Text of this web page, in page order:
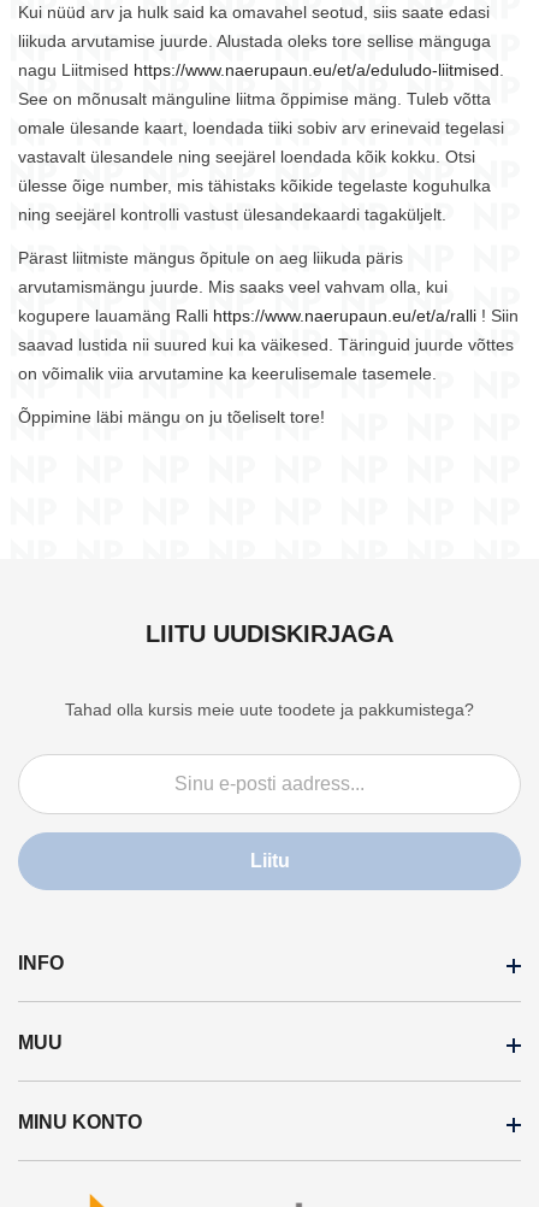
Kui nüüd arv ja hulk said ka omavahel seotud, siis saate edasi
liikuda arvutamise juurde. Alustada oleks tore sellise mänguga
nagu Liitmised https://www.naerupaun.eu/et/a/eduludo-liitmised
See on mõnusalt mänguline liitma õppimise mäng. Tuleb võtta
omale ülesande kaart, loendada tiiki sobiv arv erinevaid tegelasi
vastavalt ülesandele ning seejärel loendada kõik kokku. Otsi
ülesse õige number, mis tähistaks kõikide tegelaste koguhulka
ning seejärel kontrolli vastust ülesandekaardi tagaküljelt.
Pärast liitmiste mängus õpitule on aeg liikuda päris
arvutamismängu juurde. Mis saaks veel vahvam olla, kui
kogupere lauamäng Ralli https://www.naerupaun.eu/et/a/ralli ! Siin
saavad lustida nii suured kui ka väikesed. Täringuid juurde võttes
on võimalik viia arvutamine ka keerulisemale tasemele.
Õppimine läbi mängu on ju tõeliselt tore!
LIITU UUDISKIRJAGA
Tahad olla kursis meie uute toodete ja pakkumistega?
Liitu
INFO
Makseviisid
Pretensioonide käsitlemine
Uudised
MUU
Kaubamärgid
Soodustooted
MINU KONTO